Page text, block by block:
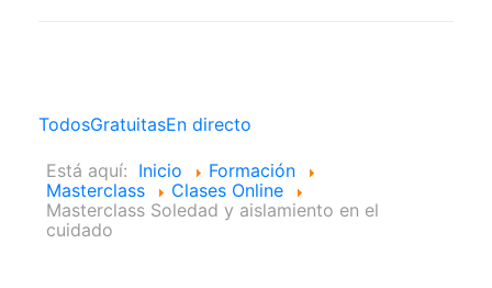
TodosGratuitasEn directo
Está aquí: Inicio
Formación
Masterclass
Clases Online
Masterclass Soledad y aislamiento en el
cuidado